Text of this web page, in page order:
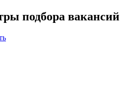
подбора вакансий